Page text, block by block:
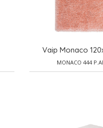
Vaip Monaco
MONACO 444